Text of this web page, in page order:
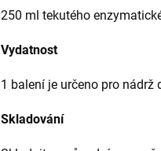
250 ml tekutého
Vydatnost
1 balení je určeno pro nádrž
Skladování